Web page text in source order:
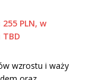
PLN, w
wzrostu i waży